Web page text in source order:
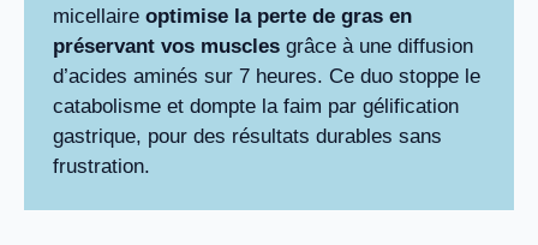
micellaire optimise la perte de gras en
préservant vos muscles grâce à une diffusion
d’acides aminés sur 7 heures. Ce duo stoppe le
catabolisme et dompte la faim par gélification
gastrique, pour des résultats durables sans
frustration.